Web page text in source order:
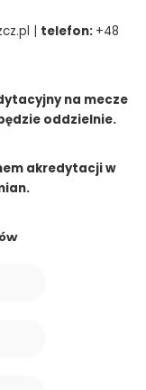
| telefon: +48
na mecze
oddzielnie.
akredytacji w